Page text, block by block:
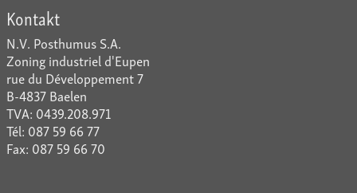
Kontakt
N.V. Posthumus S.A.
Zoning industriel d'Eupen
rue du Développement 7
B-4837 Baelen
TVA: 0439.208.971
Tél: 087 59 66 77
Fax: 087 59 66 70